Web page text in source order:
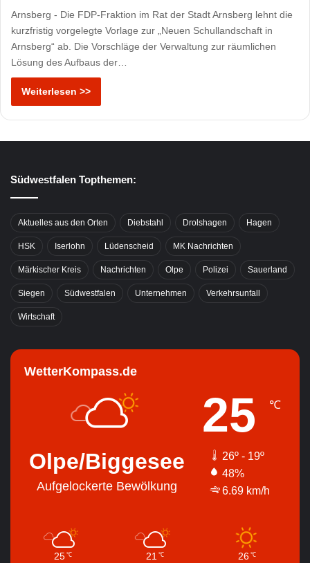
Arnsberg - Die FDP-Fraktion im Rat der Stadt Arnsberg lehnt die
kurzfristig vorgelegte Vorlage zur „Neuen Schullandschaft in
Arnsberg“ ab. Die Vorschläge der Verwaltung zur räumlichen
Lösung des Aufbaus der…
Weiterlesen >>
Südwestfalen Topthemen:
Aktuelles aus den Orten Diebstahl Drolshagen Hagen
HSK Iserlohn Lüdenscheid MK Nachrichten
Märkischer Kreis Nachrichten Olpe Polizei Sauerland
Siegen Südwestfalen Unternehmen Verkehrsunfall
Wirtschaft
WetterKompass.de
Olpe/Biggesee
Aufgelockerte Bewölkung
25 ℃
26º - 19º
48%
6.69 km/h
25 ℃ 21 ℃ 26 ℃